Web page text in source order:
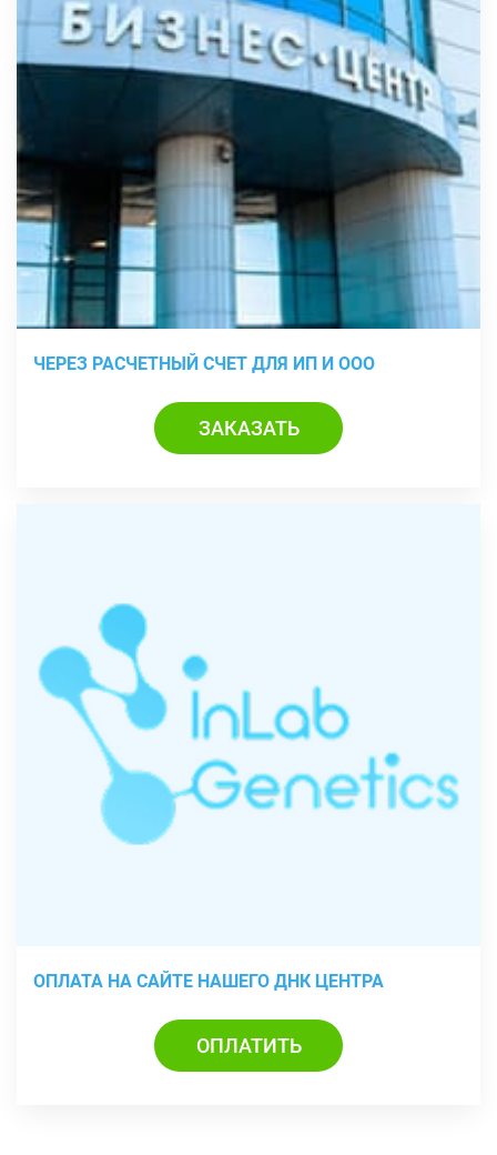
ЧЕРЕЗ РАСЧЕТНЫЙ СЧЕТ ДЛЯ ИП И ООО
ЗАКАЗАТЬ
ОПЛАТА НА САЙТЕ НАШЕГО ДНК ЦЕНТРА
ОПЛАТИТЬ